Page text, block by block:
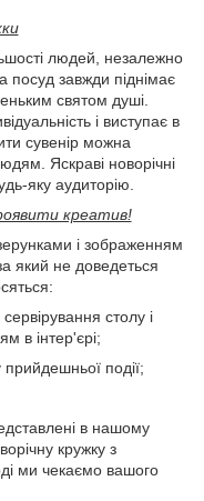
людей, незалежно
посуд завжди піднімає
святом душі.
і виступає в
сувенір можна
Яскраві новорічні
яку аудиторію.
креатив!
і зображенням
який не доведеться
столу і
в інтер'єрі;
події;
в нашому
кружку з
ми чекаємо вашого